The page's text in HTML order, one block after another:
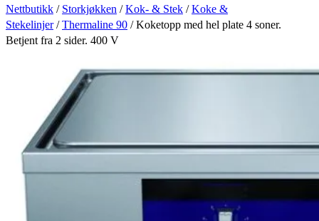
Nettbutikk / Storkjøkken /Kok- & Stek /Koke &
Stekelinjer/Thermaline 90 / Koketopp med hel plate 4 soner.
Betjent fra 2 sider. 400 V